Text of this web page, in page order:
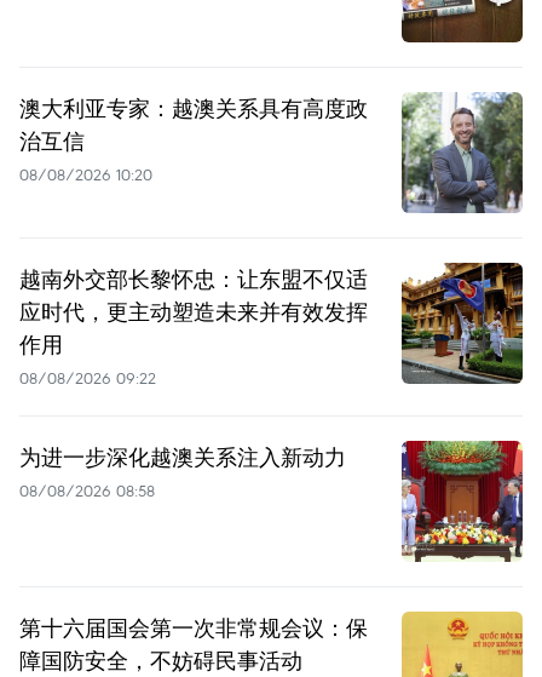
澳大利亚专家：越澳关系具有高度政
治互信
08/08/2026 10:20
越南外交部长黎怀忠：让东盟不仅适
应时代，更主动塑造未来并有效发挥
作用
08/08/2026 09:22
为进一步深化越澳关系注入新动力
08/08/2026 08:58
第十六届国会第一次非常规会议：保
障国防安全，不妨碍民事活动